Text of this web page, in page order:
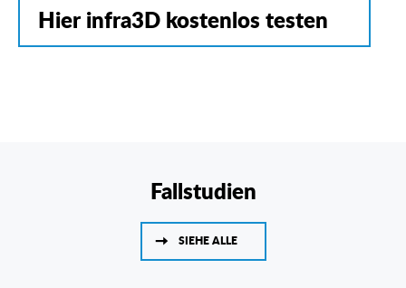
Hier infra3D kostenlos testen
Fallstudien
SIEHE ALLE